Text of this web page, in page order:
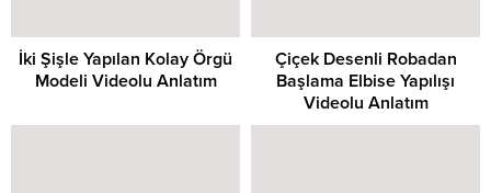
İki Şişle Yapılan Kolay Örgü
Modeli Videolu Anlatım
Çiçek Desenli Robadan
Başlama Elbise Yapılışı
Videolu Anlatım